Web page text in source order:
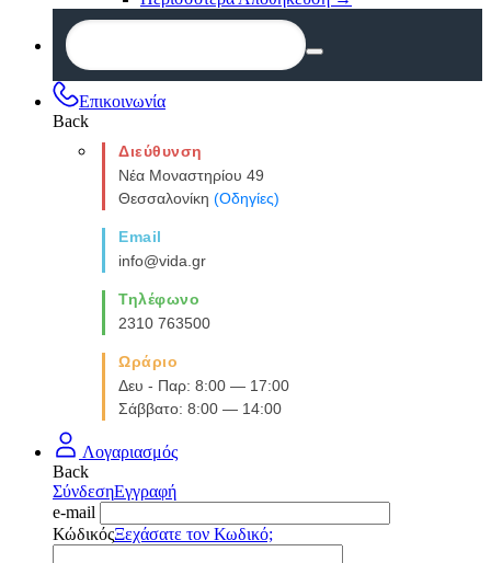
Επικοινωνία
Back
Διεύθυνση
Νέα Μοναστηρίου 49
Θεσσαλονίκη (Οδηγίες)
Email
info@vida.gr
Τηλέφωνο
2310 763500
Ωράριο
Δευ - Παρ: 8:00 — 17:00
Σάββατο: 8:00 — 14:00
Λογαριασμός
Back
ΣύνδεσηΕγγραφή
e-mail
ΚώδικόςΞεχάσατε τον Κωδικό;